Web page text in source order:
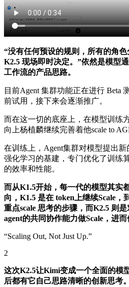
“没有任何预设的规则，所有的角
K2.5 现场即时决定。”依然是模型
工作流的产品思路。
目前Agent 集群功能正在进行 Beta
前试用，接下来会逐渐推广。
而在这一切的底座上，在模型训练
向上杨植麟继续完善着他scale to
在训练上，Agent集群对模型提出
强化学习的基建，专门优化了训练
的效率和性能。
而从K1.5开始，每一代的模型其实
向，K1.5 是在 token上继续Scale，
重点scale 思考的步骤，而K2.5 则
agent的共同协作能力做Scale，进而
“Scaling Out, Not Just Up.”
2
这次K2.5让Kimi变成一个全面的模
后都有它自己思路清晰的创新思考。